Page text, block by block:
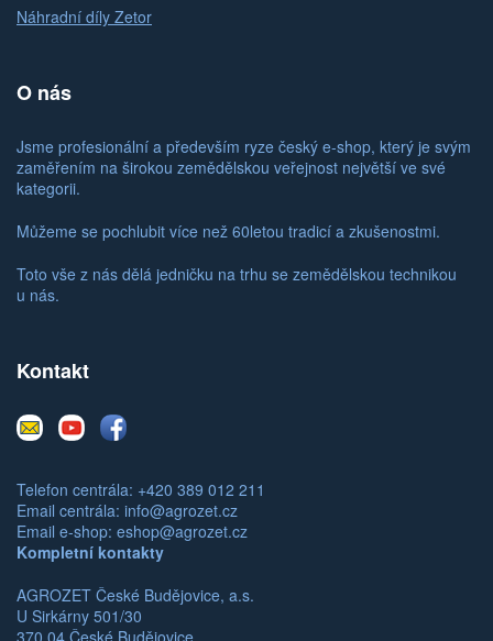
Náhradní díly Zetor
O nás
Jsme profesionální a především ryze český e-shop, který je svým
zaměřením na širokou zemědělskou veřejnost největší ve své
kategorii.
Můžeme se pochlubit více než 60letou tradicí a zkušenostmi.
Toto vše z nás dělá jedničku na trhu se zemědělskou technikou
u nás.
Kontakt
E-
mail
YoutubeFacebook
Telefon centrála: +420 389 012 211
Email centrála: info@agrozet.cz
Email e-shop: eshop@agrozet.cz
Kompletní kontakty
AGROZET České Budějovice, a.s.
U Sirkárny 501/30
370 04 České Budějovice